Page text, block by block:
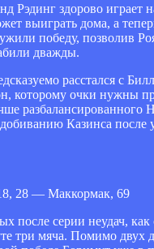
Рэдинг здорово играет
выиграть дома, а
победу, позволив
дважды.
расстался с
которому очки нужны
разбалансированного
Казинса
28 — Маккормак, 69
после серии неудач,
три мяча. Помимо двух